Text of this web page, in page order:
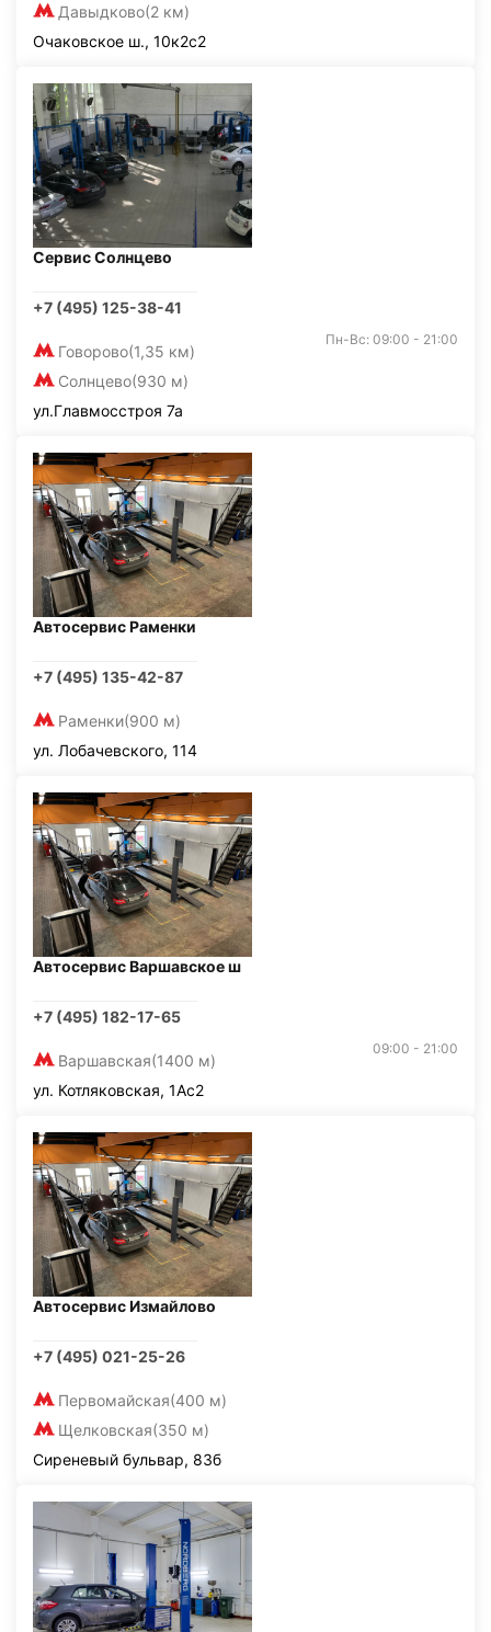
Давыдково(2 км)
Очаковское ш., 10к2с2
Сервис Солнцево
+7 (495) 125-38-41
Говорово(1,35 км)
Солнцево(930 м)
Пн-Вс: 09:00 - 21:00
ул.Главмосстроя 7а
Автосервис Раменки
+7 (495) 135-42-87
Раменки(900 м)
ул. Лобачевского, 114
Автосервис Варшавское ш
+7 (495) 182-17-65
Варшавская(1400 м)
09:00 - 21:00
ул. Котляковская, 1Ас2
Автосервис Измайлово
+7 (495) 021-25-26
Первомайская(400 м)
Щелковская(350 м)
Сиреневый бульвар, 83б